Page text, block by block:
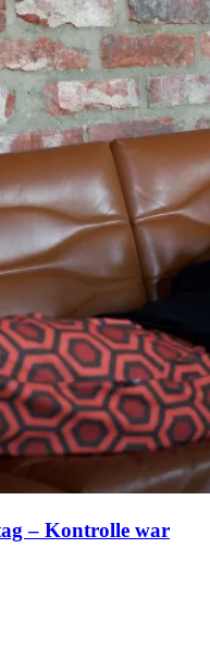
– Kontrolle war